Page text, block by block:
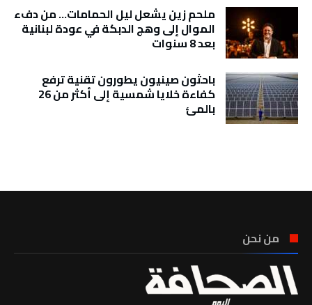
ملحم زين يشعل ليل الحمامات… من دفء
الموال إلى وهج الدبكة في عودة لبنانية
بعد 8 سنوات
باحثون صينيون يطورون تقنية ترفع
كفاءة خلايا شمسية إلى أكثر من 26
بالمئ
من نحن